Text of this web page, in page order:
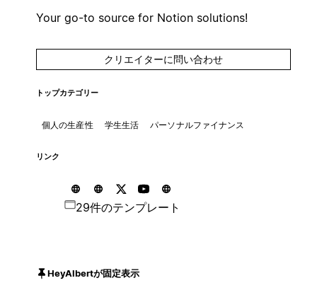
Your go-to source for Notion solutions!
クリエイターに問い合わせ
トップカテゴリー
個人の生産性 学生生活 パーソナルファイナンス
リンク
29件のテンプレート
HeyAlbertが固定表示